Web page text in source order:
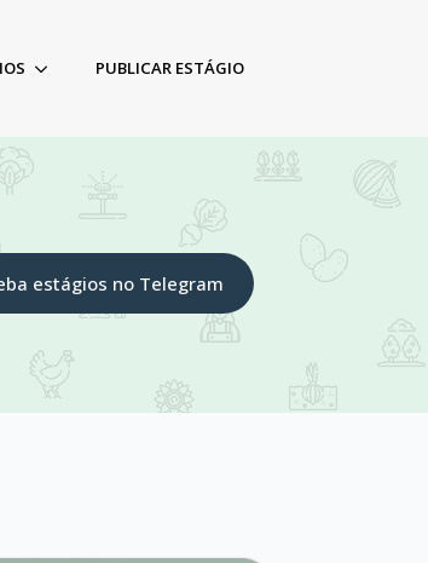
PUBLICAR ESTÁGIO
estágios no Telegram